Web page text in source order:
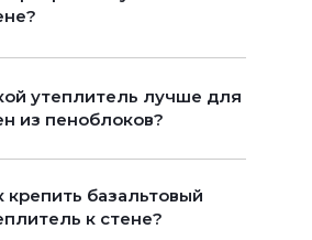
утеплитель лучше для
из пеноблоков?
крепить базальтовый
к стене?